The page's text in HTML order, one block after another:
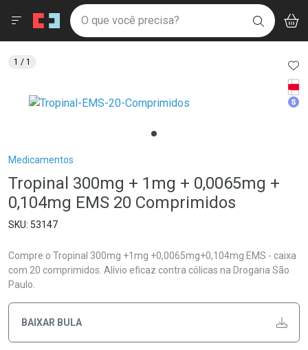
Drogaria São Paulo
Ir direto para a home
pela página
Ir direto para o conteúdo
Ir direto para a busca
Ir direto para a conta
Ir direto para a notificações
Ir direto para o carrinho
Faça a sua busca
O que você precisa? BUSCAR
Menu
Breadcrumb
Medicamentos
Tropinal 300mg + 1mg + 0,0065mg +
0,104mg EMS 20 Comprimidos
53147
Compre o Tropinal 300mg +1mg +0,0065mg+0,104mg EMS - caixa
com 20 comprimidos. Alívio eficaz contra cólicas na Drogaria São
Paulo.
BAIXAR BULA
1 / 1